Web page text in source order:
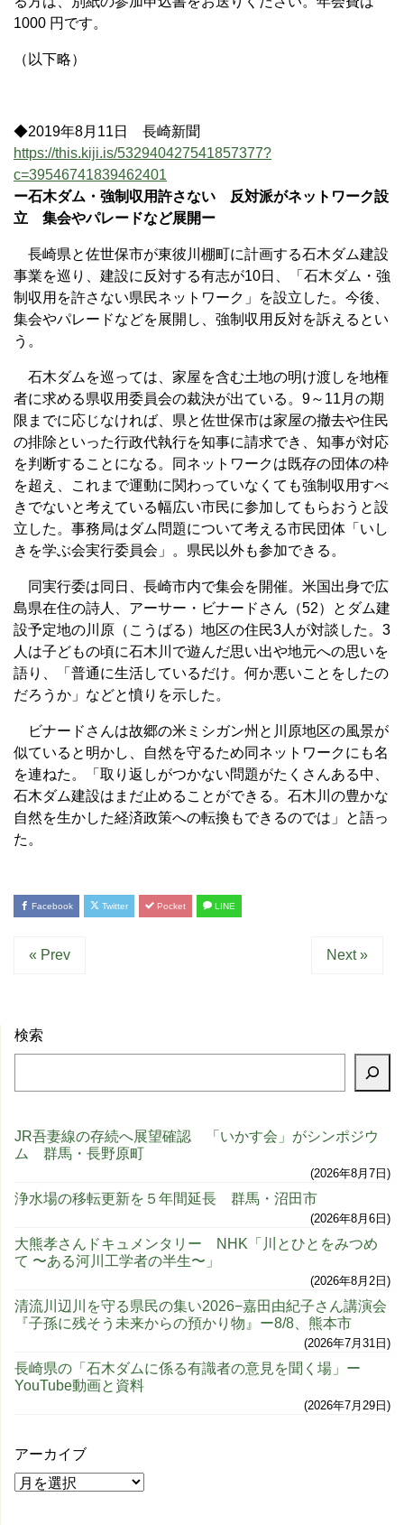
1000 円です。
（以下略）
◆2019年8月11日 長崎新聞
https://this.kiji.is/532940427541857377?
c=39546741839462401
ー石木ダム・強制収用許さない 反対派がネットワーク設
立 集会やパレードなど展開ー
長崎県と佐世保市が東彼川棚町に計画する石木ダム建設
事業を巡り、建設に反対する有志が10日、「石木ダム・強
制収用を許さない県民ネットワーク」を設立した。今後、
集会やパレードなどを展開し、強制収用反対を訴えるとい
う。
石木ダムを巡っては、家屋を含む土地の明け渡しを地権
者に求める県収用委員会の裁決が出ている。9～11月の期
限までに応じなければ、県と佐世保市は家屋の撤去や住民
の排除といった行政代執行を知事に請求でき、知事が対応
を判断することになる。同ネットワークは既存の団体の枠
を超え、これまで運動に関わっていなくても強制収用すべ
きでないと考えている幅広い市民に参加してもらおうと設
立した。事務局はダム問題について考える市民団体「いし
きを学ぶ会実行委員会」。県民以外も参加できる。
同実行委は同日、長崎市内で集会を開催。米国出身で広
島県在住の詩人、アーサー・ビナードさん（52）とダム建
設予定地の川原（こうばる）地区の住民3人が対談した。3
人は子どもの頃に石木川で遊んだ思い出や地元への思いを
語り、「普通に生活しているだけ。何か悪いことをしたの
だろうか」などと憤りを示した。
ビナードさんは故郷の米ミシガン州と川原地区の風景が
似ていると明かし、自然を守るため同ネットワークにも名
を連ねた。「取り返しがつかない問題がたくさんある中、
石木ダム建設はまだ止めることができる。石木川の豊かな
自然を生かした経済政策への転換もできるのでは」と語っ
た。
Facebook Twitter Pocket LINE
« Prev Next »
検索
JR吾妻線の存続へ展望確認 「いかす会」がシンポジウ
ム 群馬・長野原町
2026年8月7日
浄水場の移転更新を５年間延長 群馬・沼田市
2026年8月6日
大熊孝さんドキュメンタリー NHK「川とひとをみつめ
て 〜ある河川工学者の半生〜」
2026年8月2日
清流川辺川を守る県民の集い2026−嘉田由紀子さん講演会
『子孫に残そう未来からの預かり物』ー8/8、熊本市
2026年7月31日
長崎県の「石木ダムに係る有識者の意見を聞く場」ー
YouTube動画と資料
2026年7月29日
アーカイブ